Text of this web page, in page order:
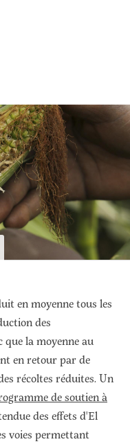
Subportal
Portail Français
en moyenne tous les
des
la moyenne au
en retour par de
récoltes réduites. Un
de soutien à
des effets d'El
voies permettant